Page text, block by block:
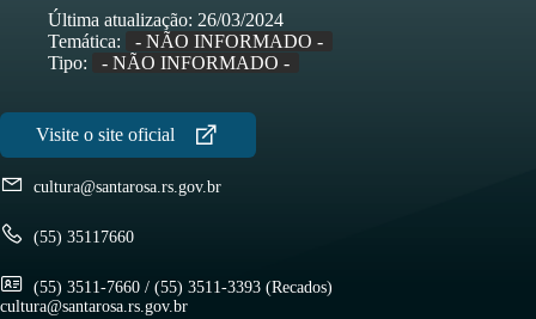
cultura@santarosa.rs.gov.br
(55) 35117660
(55) 3511-7660 / (55) 3511-3393 (Recados)
cultura@santarosa.rs.gov.br
Última atualização: 26/03/2024
Temática:
- NÃO INFORMADO -
Tipo:
- NÃO INFORMADO -